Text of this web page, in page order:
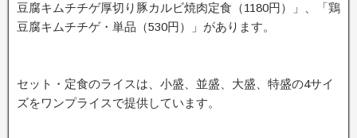
豆腐キムチチゲ厚切り豚カルビ焼肉定食（1180円）」、「鶏
豆腐キムチチゲ・単品（530円）」があります。
セット・定食のライスは、小盛、並盛、大盛、特盛の4サイ
ズをワンプライスで提供しています。